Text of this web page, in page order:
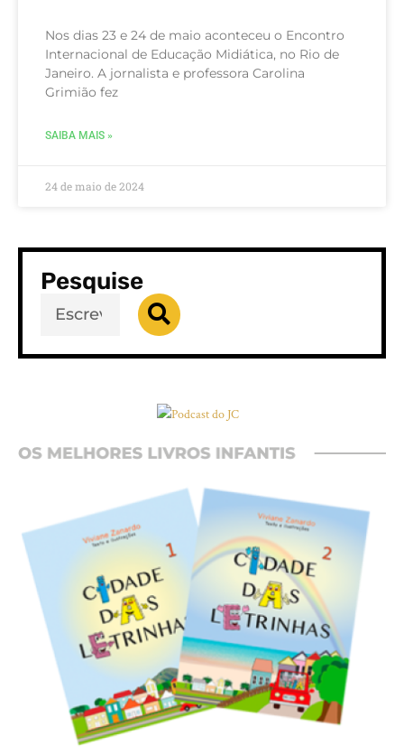
Nos dias 23 e 24 de maio aconteceu o Encontro
Internacional de Educação Midiática, no Rio de
Janeiro. A jornalista e professora Carolina
Grimião fez
SAIBA MAIS »
24 de maio de 2024
Pesquise